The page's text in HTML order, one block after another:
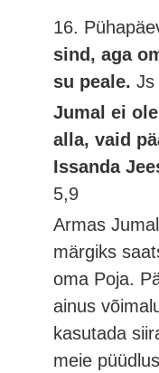
16.
sind, aga
su peale.Js
Jumal ei
alla, vaid
Issanda
5,9
Armas
märgiks
oma Poja.
ainus
kasutada
meie